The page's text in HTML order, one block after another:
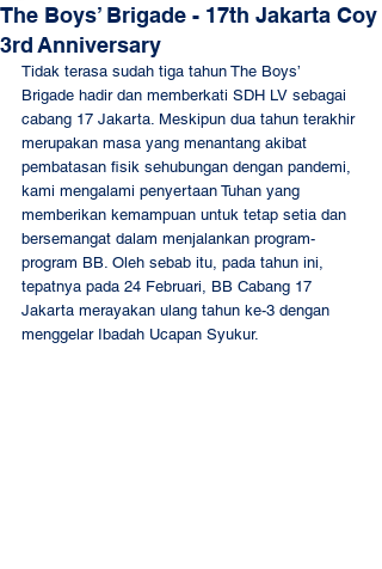
The Boys’ Brigade - 17th Jakarta Coy
3rd Anniversary
Tidak terasa sudah tiga tahun The Boys’
Brigade hadir dan memberkati SDH LV sebagai
cabang 17 Jakarta. Meskipun dua tahun terakhir
merupakan masa yang menantang akibat
pembatasan fisik sehubungan dengan pandemi,
kami mengalami penyertaan Tuhan yang
memberikan kemampuan untuk tetap setia dan
bersemangat dalam menjalankan program-
program BB. Oleh sebab itu, pada tahun ini,
tepatnya pada 24 Februari, BB Cabang 17
Jakarta merayakan ulang tahun ke-3 dengan
menggelar Ibadah Ucapan Syukur.